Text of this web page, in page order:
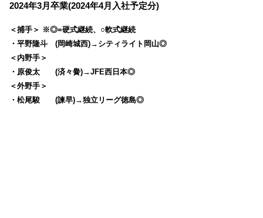
2024年3月卒業(2024年4月入社予定分)
＜捕手＞ ※◎=硬式継続、○軟式継続
・平野隆斗 (岡崎城西)→シティライト岡山◎
＜内野手＞
・原俊太 (済々黌)→JFE西日本◎
＜外野手＞
・松尾駿 (諫早)→独立リーグ徳島◎